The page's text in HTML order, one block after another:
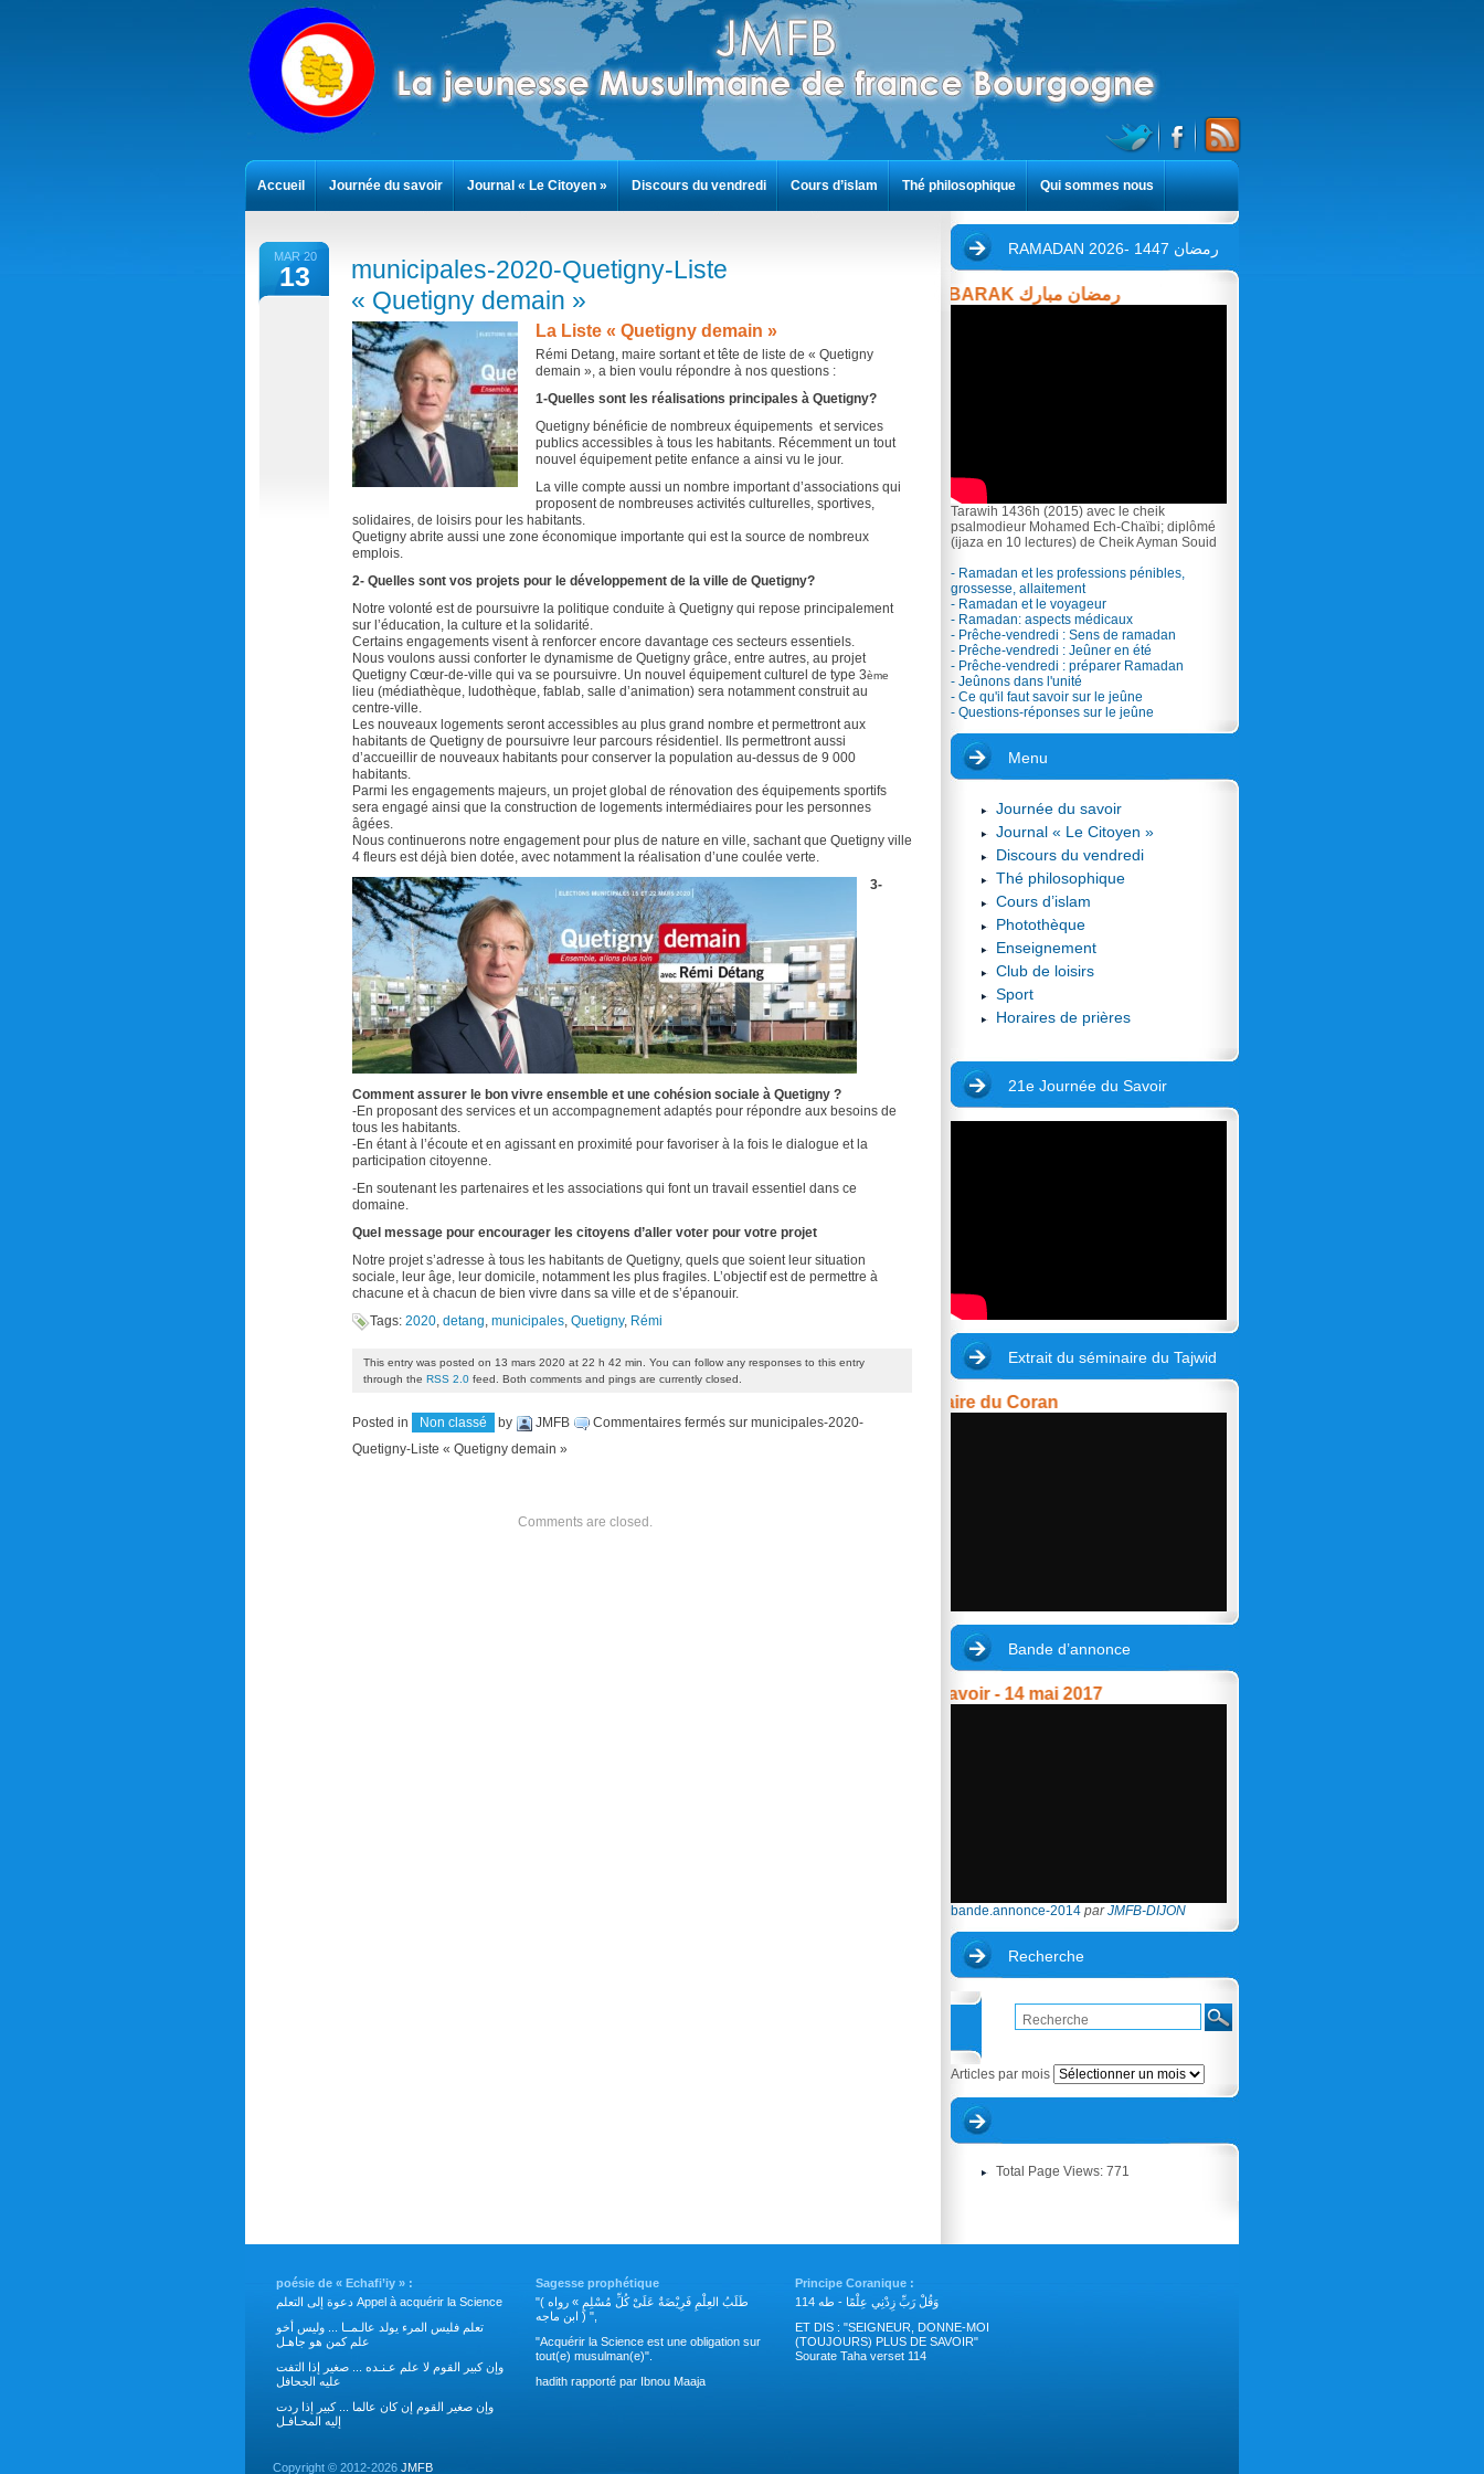
MAR 20
13
municipales-2020-Quetigny-Liste
« Quetigny demain »
La Liste « Quetigny demain »
Rémi Detang, maire sortant et tête de liste de « Quetigny
demain », a bien voulu répondre à nos questions :
1-Quelles sont les réalisations principales à Quetigny?
Quetigny bénéficie de nombreux équipements et services
publics accessibles à tous les habitants. Récemment un tout
nouvel équipement petite enfance a ainsi vu le jour.
La ville compte aussi un nombre important d’associations qui
proposent de nombreuses activités culturelles, sportives,
solidaires, de loisirs pour les habitants.
Quetigny abrite aussi une zone économique importante qui est la source de nombreux
emplois.
2- Quelles sont vos projets pour le développement de la ville de Quetigny?
Notre volonté est de poursuivre la politique conduite à Quetigny qui repose principalement
sur l’éducation, la culture et la solidarité.
Certains engagements visent à renforcer encore davantage ces secteurs essentiels.
Nous voulons aussi conforter le dynamisme de Quetigny grâce, entre autres, au projet
Quetigny Cœur-de-ville qui va se poursuivre. Un nouvel équipement culturel de type 3ème
lieu (médiathèque, ludothèque, fablab, salle d’animation) sera notamment construit au
centre-ville.
Les nouveaux logements seront accessibles au plus grand nombre et permettront aux
habitants de Quetigny de poursuivre leur parcours résidentiel. Ils permettront aussi
d’accueillir de nouveaux habitants pour conserver la population au-dessus de 9 000
habitants.
Parmi les engagements majeurs, un projet global de rénovation des équipements sportifs
sera engagé ainsi que la construction de logements intermédiaires pour les personnes
âgées.
Nous continuerons notre engagement pour plus de nature en ville, sachant que Quetigny ville
4 fleurs est déjà bien dotée, avec notamment la réalisation d’une coulée verte.
3-
Comment assurer le bon vivre ensemble et une cohésion sociale à Quetigny ?
-En proposant des services et un accompagnement adaptés pour répondre aux besoins de
tous les habitants.
-En étant à l’écoute et en agissant en proximité pour favoriser à la fois le dialogue et la
participation citoyenne.
-En soutenant les partenaires et les associations qui font un travail essentiel dans ce
domaine.
Quel message pour encourager les citoyens d’aller voter pour votre projet
Notre projet s’adresse à tous les habitants de Quetigny, quels que soient leur situation
sociale, leur âge, leur domicile, notamment les plus fragiles. L’objectif est de permettre à
chacune et à chacun de bien vivre dans sa ville et de s’épanouir.
Tags: 2020, detang, municipales, Quetigny, Rémi
This entry was posted on 13 mars 2020 at 22 h 42 min. You can follow any responses to this entry
through the RSS 2.0 feed. Both comments and pings are currently closed.
Posted in Non classé by JMFB Commentaires fermés sur municipales-2020-
Quetigny-Liste « Quetigny demain »
Comments are closed.
RAMADAN 2026- 1447 رمضان
RAMADAN MOUBARAK رمضان مبارك
Tarawih 1436h (2015) avec le cheik
psalmodieur Mohamed Ech-Chaïbi; diplômé
(ijaza en 10 lectures) de Cheik Ayman Souid
- Ramadan et les professions pénibles,
grossesse, allaitement
- Ramadan et le voyageur
- Ramadan: aspects médicaux
- Prêche-vendredi : Sens de ramadan
- Prêche-vendredi : Jeûner en été
- Prêche-vendredi : préparer Ramadan
- Jeûnons dans l'unité
- Ce qu'il faut savoir sur le jeûne
- Questions-réponses sur le jeûne
Menu
Journée du savoir
Journal « Le Citoyen »
Discours du vendredi
Thé philosophique
Cours d’islam
Photothèque
Enseignement
Club de loisirs
Sport
Horaires de prières
21e Journée du Savoir
Extrait du séminaire du Tajwid
Extrait du séminaire du Coran
Bande d’annonce
23e journée du savoir - 14 mai 2017
bande.annonce-2014 parJMFB-DIJON
Recherche
Articles
Articles par mois
Total Page Views: 771
Accueil Journée du savoir Journal « Le Citoyen » Discours du vendredi Cours d’islam Thé philosophique Qui sommes nous
poésie de « Echafi’iy » :
دعوة إلى التعلم Appel à acquérir la Science
تعلم فليس المرء يولد عالـمــا ... وليس أخو
علم كمن هو جاهـل
وإن كبير القوم لا علم عـنـده ... صغير إذا التفت
عليه الجحافل
وإن صغير القوم إن كان عالما ... كبير إذا ردت
إليه المحـافـل
Sagesse prophétique
"( طَلَبُ العِلْمِ فَرِيْضَةٌ عَلَىْ كُلِّ مُسْلِمٍ » رواه
ابن ماجه ) ",
"Acquérir la Science est une obligation sur
tout(e) musulman(e)".
hadith rapporté par Ibnou Maaja
Principe Coranique :
وَقُلْ رَبِّ زِدْنِي عِلْمًا - طه 114
ET DIS : "SEIGNEUR, DONNE-MOI
(TOUJOURS) PLUS DE SAVOIR"
Sourate Taha verset 114
Copyright © 2012-2026 JMFB